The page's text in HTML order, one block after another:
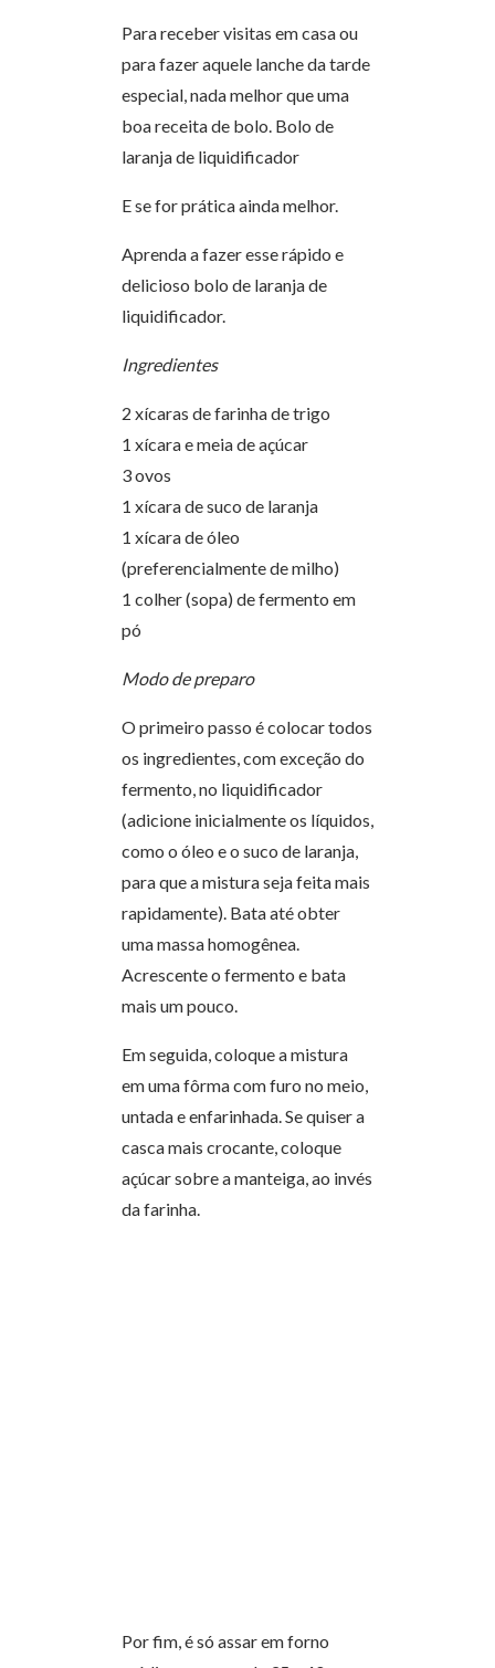
Para receber visitas em casa ou
para fazer aquele lanche da tarde
especial, nada melhor que uma
boa receita de bolo. Bolo de
laranja de liquidificador
E se for prática ainda melhor.
Aprenda a fazer esse rápido e
delicioso bolo de laranja de
liquidificador.
Ingredientes
2 xícaras de farinha de trigo
1 xícara e meia de açúcar
3 ovos
1 xícara de suco de laranja
1 xícara de óleo
(preferencialmente de milho)
1 colher (sopa) de fermento em
pó
Modo de preparo
O primeiro passo é colocar todos
os ingredientes, com exceção do
fermento, no liquidificador
(adicione inicialmente os líquidos,
como o óleo e o suco de laranja,
para que a mistura seja feita mais
rapidamente). Bata até obter
uma massa homogênea.
Acrescente o fermento e bata
mais um pouco.
Em seguida, coloque a mistura
em uma fôrma com furo no meio,
untada e enfarinhada. Se quiser a
casca mais crocante, coloque
açúcar sobre a manteiga, ao invés
da farinha.
Por fim, é só assar em forno